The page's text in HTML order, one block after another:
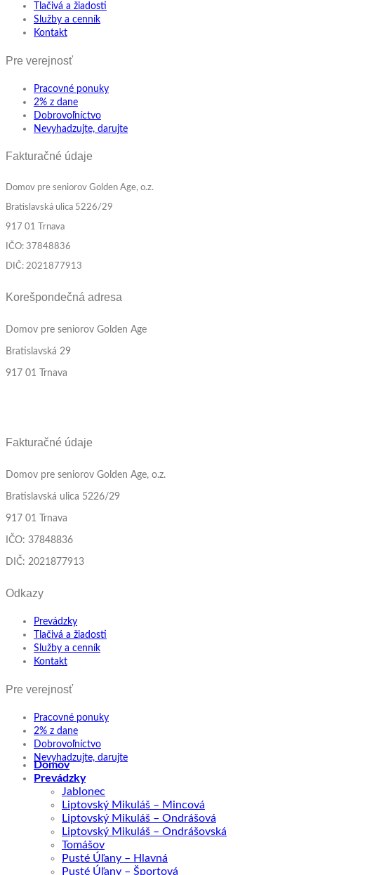
Tlačivá a žiadosti
Služby a cenník
Kontakt
Pre verejnosť
Pracovné ponuky
2% z dane
Dobrovoľníctvo
Nevyhadzujte, darujte
Fakturačné údaje
Domov pre seniorov Golden Age, o.z.
Bratislavská ulica 5226/29
917 01 Trnava
IČO: 37848836
DIČ: 2021877913
Korešpondečná adresa
Domov pre seniorov Golden Age
Bratislavská 29
917 01 Trnava
Fakturačné údaje
Domov pre seniorov Golden Age, o.z.
Bratislavská ulica 5226/29
917 01 Trnava
IČO: 37848836
DIČ: 2021877913
Odkazy
Prevádzky
Tlačivá a žiadosti
Služby a cenník
Kontakt
Pre verejnosť
Pracovné ponuky
2% z dane
Dobrovoľníctvo
Nevyhadzujte, darujte
Domov
Prevádzky
Jablonec
Liptovský Mikuláš – Mincová
Liptovský Mikuláš – Ondrášová
Liptovský Mikuláš – Ondrášovská
Tomášov
Pusté Úľany – Hlavná
Pusté Úľany – Športová